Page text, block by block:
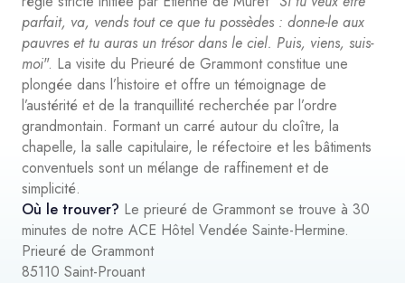
parfait, va, vends tout ce que tu possèdes : donne-le aux
pauvres et tu auras un trésor dans le ciel. Puis, viens, suis-
moi". La visite du Prieuré de Grammont constitue une
plongée dans l’histoire et offre un témoignage de
l’austérité et de la tranquillité recherchée par l’ordre
grandmontain. Formant un carré autour du cloître, la
chapelle, la salle capitulaire, le réfectoire et les bâtiments
conventuels sont un mélange de raffinement et de
simplicité.
Où le trouver? Le prieuré de Grammont se trouve à 30
minutes de notre ACE Hôtel Vendée Sainte-Hermine.
Prieuré de Grammont
85110 Saint-Prouant